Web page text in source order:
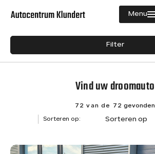
Menu
Aanbod
Verkocht
Over ons
Vind uw droomauto
Filter
Filters
Merk
Brandstof
72 van de 72 gevonden
Sorteren op: Sorteren op